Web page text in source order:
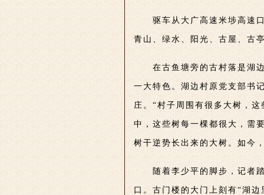
驱车从大广高速米埗高速
青山、绿水、阳光、古屋、古
在古鱼塘旁的古村落是湖
一大特色。湖边村原党支部书
庄。“村子周围有很多大树，
中，这些树每一棵都很大，需
树干逆势长出来的大树。如今
随着李少平的脚步，记者
口。古门楼的大门上刻有“湖